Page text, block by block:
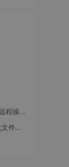
四、部署 QClaw 实现微信远程操控
五、实际使用场景：自动化文件整理助手